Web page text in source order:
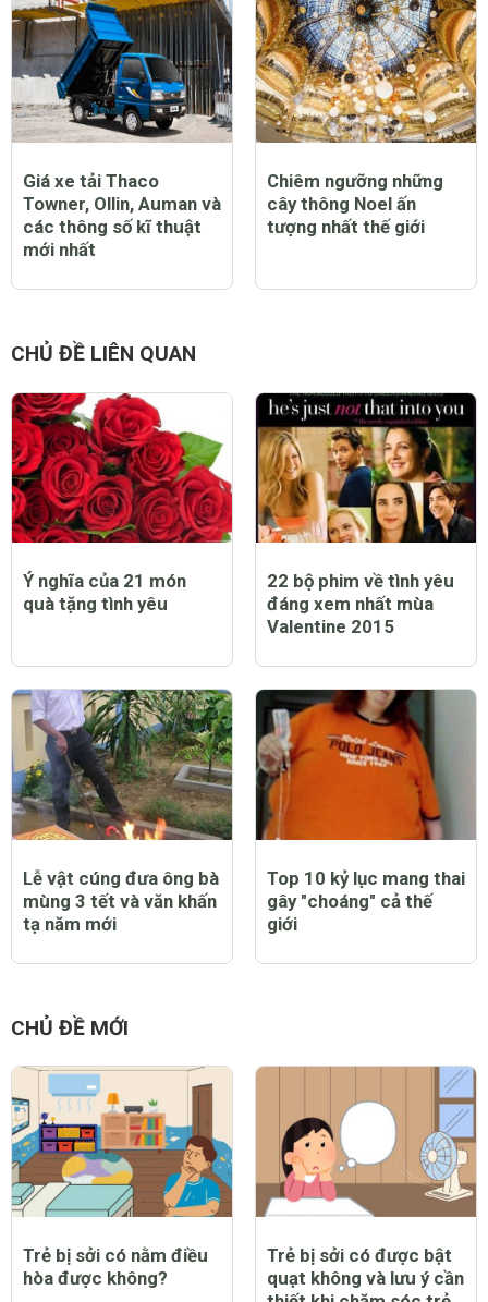
Giá xe tải Thaco
Towner, Ollin, Auman và
các thông số kĩ thuật
mới nhất
Chiêm ngưỡng những
cây thông Noel ấn
tượng nhất thế giới
CHỦ ĐỀ LIÊN QUAN
Ý nghĩa của 21 món
quà tặng tình yêu
22 bộ phim về tình yêu
đáng xem nhất mùa
Valentine 2015
Lễ vật cúng đưa ông bà
mùng 3 tết và văn khấn
tạ năm mới
Top 10 kỷ lục mang thai
gây "choáng" cả thế
giới
CHỦ ĐỀ MỚI
Trẻ bị sởi có nằm điều
hòa được không?
Trẻ bị sởi có được bật
quạt không và lưu ý cần